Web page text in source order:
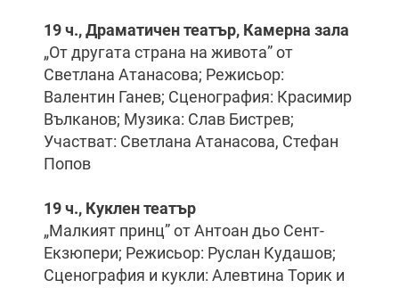
19 ч., Драматичен театър, Камерна зала
„От другата страна на живота” от
Светлана Атанасова; Режисьор:
Валентин Ганев; Сценография: Красимир
Вълканов; Музика: Слав Бистрев;
Участват: Светлана Атанасова, Стефан
Попов
19 ч., Куклен театър
„Малкият принц” от Антоан дьо Сент-
Екзюпери; Режисьор: Руслан Кудашов;
Сценография и кукли: Алевтина Торик и